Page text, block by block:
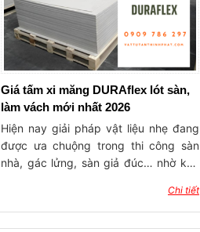
nhựa ngoài trời cũng rất dễ dàng
trong việc lắp đặt và bảo trì, giúp tiết
kiệm thời gian và công sức cho người
sử dụng.
Giá tấm xi măng DURAflex lót sàn,
làm vách mới nhất 2026
Hiện nay giải pháp vật liệu nhẹ đang
được ưa chuộng trong thi công sàn
nhà, gác lửng, sàn giả đúc… nhờ khả
không cong vênh và thi công nhanh
chóng. Với độ dày lý tưởng của tấm xi
Chi tiết